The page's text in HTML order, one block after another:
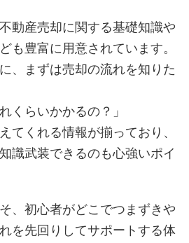
動産売却に関する基礎知識や
も豊富に用意されています。
、まずは売却の流れを知りた
くらいかかるの？」
てくれる情報が揃っており、
識武装できるのも心強いポイ
、初心者がどこでつまずきや
を先回りしてサポートする体